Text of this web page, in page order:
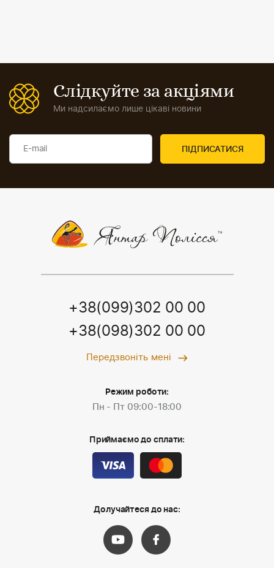
Слідкуйте за акціями
Ми надсилаємо лише цікаві новини
+38(099)302 00 00
+38(098)302 00 00
Передзвоніть мені
Режим роботи:
Пн - Пт 09:00-18:00
Приймаємо до сплати:
Долучайтеся до нас: